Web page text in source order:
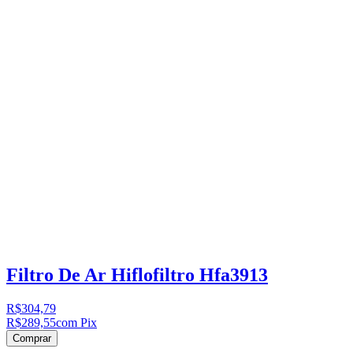
Filtro De Ar Hiflofiltro Hfa3913
R$304,79
R$289,55com Pix
Comprar